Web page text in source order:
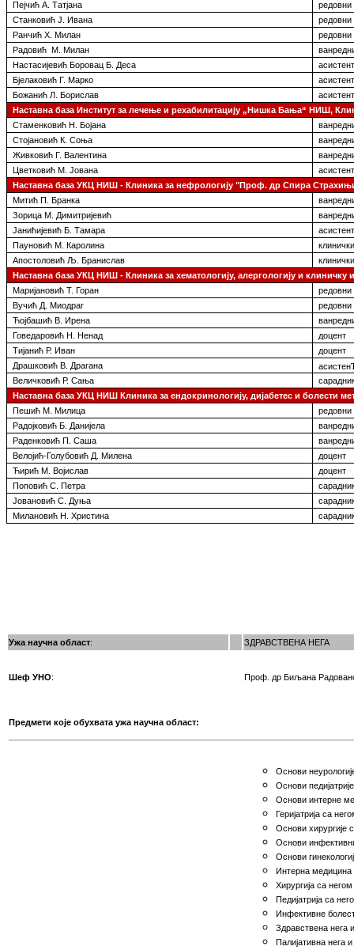
Пејчић А. Татјана
Станковић Ј. Ивана
Ранчић Х. Милан
Радовић М. Милан
Настасијевић Боровац Б. Деса
Бјелаковић Г. Марко
Божанић Л. Борислав
Наставна база Институт за лечење и рехабилитацију „Нишка Бања“ НИШ,
Стаменковић Н. Бојана
Стојановић К. Соња
Живковић Г. Валентина
Цветковић М. Јована
Наставна база УКЦ НИШ -Клиника занефрологију "Проф. др Спира
Митић П. Бранка
Зорица М. Димитријевић
Јанићијевић Б. Тамара
Пауновић М. Каролина
Апостоловић Љ. Бранислав
Наставна база УКЦ НИШ -Клиника за хематологију, алергологију и клиничку
Маријановић Т. Горан
Вучић Д. Миодраг
редовни
Ћојбашић В. Ирена
Говедаровић Н. Ненад
доцент
Тијанић Р. Иван
доцент
Драшковић В. Драгана
асистен
Величковић Р. Сања
Наставна база УКЦ НИШКлиника за ендокринологију, дијабетес и болести
Пешић М. Милица
Радојковић Б. Данијела
Раденковић П. Саша
Велојић-Голубовић Д. Милена
доцент
Ћирић М. Војислав
доцент
Поповић С. Петра
Јовановић С. Дуња
Милановић Н. Христина
Ужа научна област: ЗДРАВСТВЕНА НЕГА
Шеф УНО: Проф. др Биљана
Предмети које обухвата ужа научна област:
Основи
Основи
Основи интерне
Геријатрија са
Основи хирургије
Основи
Основи
Интерна медицина
Хирургија са негом
Педијатрија са
Инфективне
Здравствена нега
Палијативна нега и